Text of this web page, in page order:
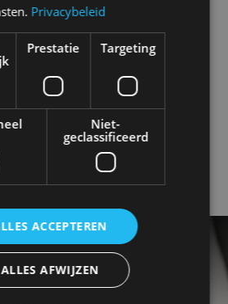
6 serie coupe640i
6 serie coupe650i
nieuws
UIT PRODUCTIE
Privacybeleid
Prestatie Targeting
Niet-
geclassificeerd
ACCEPTEREN
ALLES AFWIJZEN